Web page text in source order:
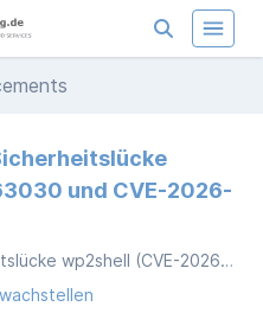
und CVE-2026-
Kritische WordPress-Sicherheitslücke wp2shell (CVE-2026-63030 und CVE-2026-60137)